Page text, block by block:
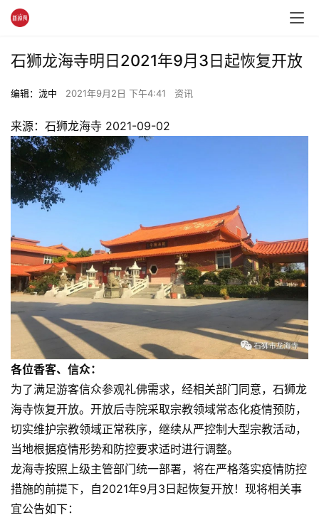
石狮龙海寺明日2021年9月3日起恢复开放
编辑：泷中 2021年9月2日 下午4:41 资讯
​来源：石狮龙海寺 2021-09-02
各位香客、信众：
为了满足游客信众参观礼佛需求，经相关部门同意，石狮龙
海寺恢复开放。开放后寺院采取宗教领域常态化疫情预防，
切实维护宗教领域正常秩序，继续从严控制大型宗教活动，
当地根据疫情形势和防控要求适时进行调整。
龙海寺按照上级主管部门统一部署，将在严格落实疫情防控
措施的前提下，自2021年9月3日起恢复开放！现将相关事
宜公告如下：